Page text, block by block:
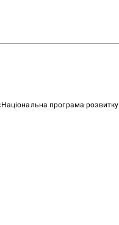
програма розвитку